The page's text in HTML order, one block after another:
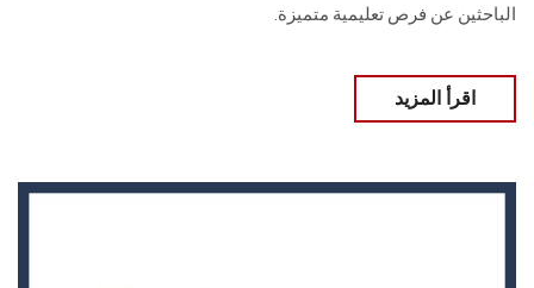
الباحثين عن فرص تعليمية متميزة.
اقرأ المزيد